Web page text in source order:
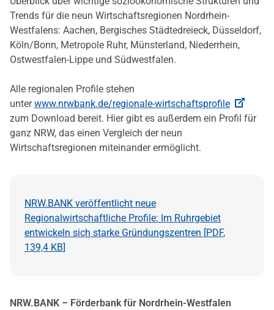
Trends für die neun Wirtschaftsregionen Nordrhein-
Westfalens: Aachen, Bergisches Städtedreieck, Düsseldorf,
Köln/Bonn, Metropole Ruhr, Münsterland, Niederrhein,
Ostwestfalen-Lippe und Südwestfalen.
Alle regionalen Profile stehen
unterwww.nrwbank.de/regionale-wirtschaftsprofile
zum Download bereit. Hier gibt es außerdem ein Profil für
ganz NRW, das einen Vergleich der neun
Wirtschaftsregionen miteinander ermöglicht.
NRW.BANK veröffentlicht neue
Regionalwirtschaftliche Profile: Im Ruhrgebiet
entwickeln sich starke Gründungszentren [PDF,
139,4 KB]
NRW.BANK – Förderbank für Nordrhein-Westfalen